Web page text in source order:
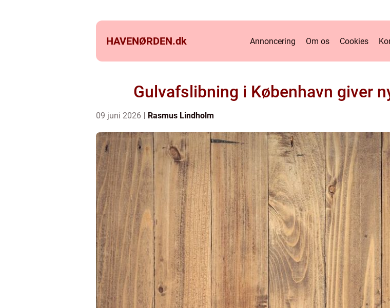
HAVENØRDEN.dk Annoncering Om os Cookies
Gulvafslibning i København giver
09 juni 2026 Rasmus Lindholm